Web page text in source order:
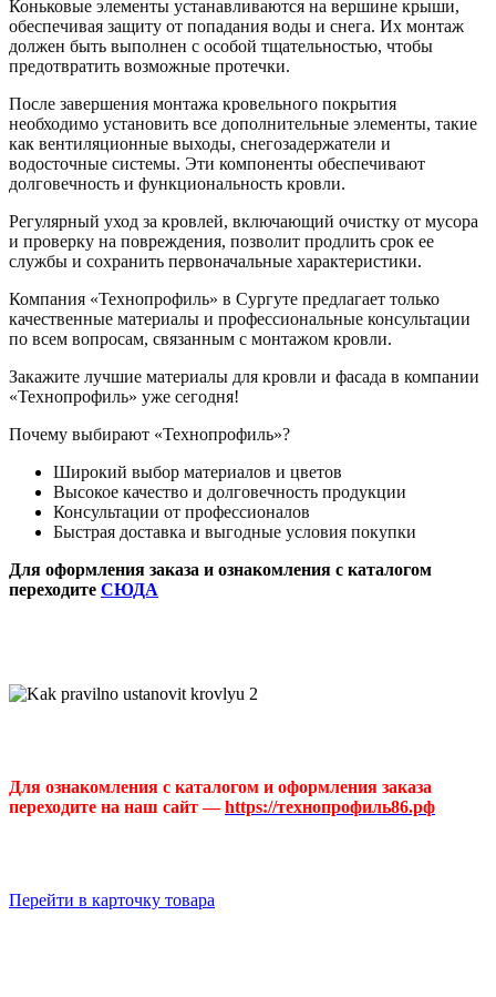
Коньковые элементы устанавливаются на вершине крыши,
обеспечивая защиту от попадания воды и снега. Их монтаж
должен быть выполнен с особой тщательностью, чтобы
предотвратить возможные протечки.
После завершения монтажа кровельного покрытия
необходимо установить все дополнительные элементы, такие
как вентиляционные выходы, снегозадержатели и
водосточные системы. Эти компоненты обеспечивают
долговечность и функциональность кровли.
Регулярный уход за кровлей, включающий очистку от мусора
и проверку на повреждения, позволит продлить срок ее
службы и сохранить первоначальные характеристики.
Компания «Технопрофиль» в Сургуте предлагает только
качественные материалы и профессиональные консультации
по всем вопросам, связанным с монтажом кровли.
Закажите лучшие материалы для кровли и фасада в компании
«Технопрофиль» уже сегодня!
Почему выбирают «Технопрофиль»?
Широкий выбор материалов и цветов
Высокое качество и долговечность продукции
Консультации от профессионалов
Быстрая доставка и выгодные условия покупки
Для оформления заказа и ознакомления с каталогом
переходите СЮДА
Для ознакомления с каталогом и оформления заказа
переходите на наш сайт —https://технопрофиль86.рф
Перейти в карточку товара